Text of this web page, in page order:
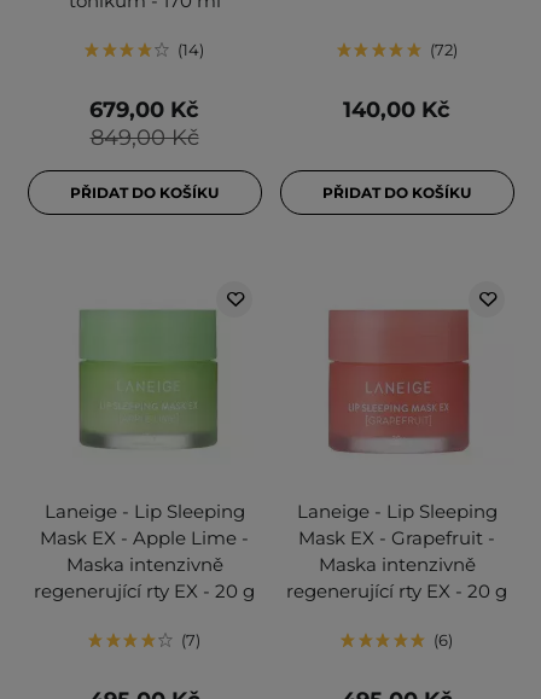
14
849,00 Kč
679,00 Kč
PŘIDAT DO KOŠÍKU
72
140,00 Kč
PŘIDAT DO KOŠÍKU
Laneige - Lip Sleeping
Mask EX - Apple Lime -
Maska intenzivně
regenerující rty EX - 20 g
7
Laneige - Lip Sleeping
Mask EX - Grapefruit -
Maska intenzivně
regenerující rty EX - 20 g
6